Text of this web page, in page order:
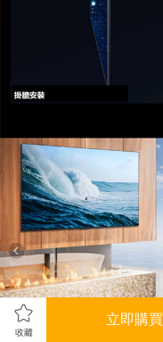
立即購買